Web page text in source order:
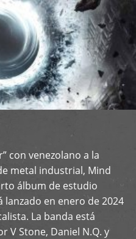
con venezolano a la
metal industrial, Mind
álbum de estudio
lanzado en enero de 2024
La banda está
V Stone, Daniel N.Q. y